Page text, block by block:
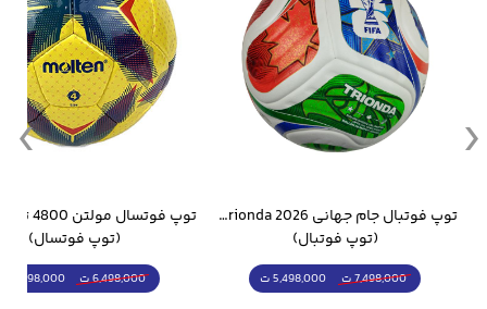
توپ فوتبال جام جهانی 2026 Trionda مشابه اورجینال
(توپ فوتبال)
7,498,000 ت 5,498,000 ت
(توپ فوتسال)
6,498,000 ت 5,298,000 ت